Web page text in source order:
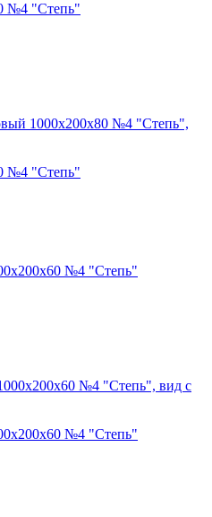
№4 "Степь"
№4 "Степь"
№4 "Степь"
№4 "Степь"